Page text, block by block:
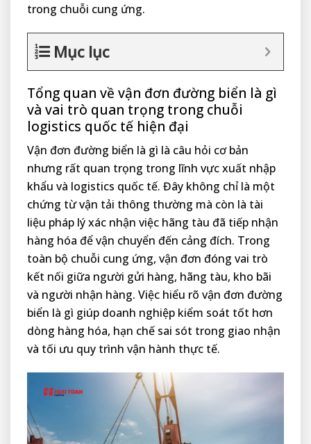
trong chuỗi cung ứng.
Mục lục
Tổng quan về vận đơn đường biển là gì
và vai trò quan trọng trong chuỗi
logistics quốc tế hiện đại
Vận đơn đường biển là gì là câu hỏi cơ bản
nhưng rất quan trọng trong lĩnh vực xuất nhập
khẩu và logistics quốc tế. Đây không chỉ là một
chứng từ vận tải thông thường mà còn là tài
liệu pháp lý xác nhận việc hãng tàu đã tiếp nhận
hàng hóa để vận chuyển đến cảng đích. Trong
toàn bộ chuỗi cung ứng, vận đơn đóng vai trò
kết nối giữa người gửi hàng, hãng tàu, kho bãi
và người nhận hàng. Việc hiểu rõ vận đơn đường
biển là gì giúp doanh nghiệp kiểm soát tốt hơn
dòng hàng hóa, hạn chế sai sót trong giao nhận
và tối ưu quy trình vận hành thực tế.